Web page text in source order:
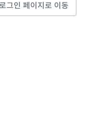
로그인 페이지로 이동